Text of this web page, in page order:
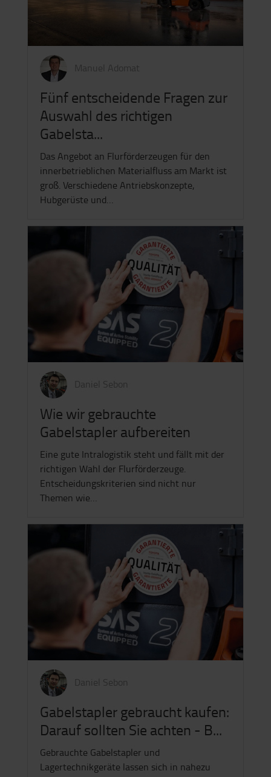
Manuel Adomat
Fünf entscheidende Fragen zur
Auswahl des richtigen
Gabelsta...
Das Angebot an Flurförderzeugen für den
innerbetrieblichen Materialfluss am Markt ist
groß. Verschiedene Antriebskonzepte,
Hubgerüste und…
Daniel Sebon
Wie wir gebrauchte
Gabelstapler aufbereiten
Eine gute Intralogistik steht und fällt mit der
richtigen Wahl der Flurförderzeuge.
Entscheidungskriterien sind nicht nur
Themen wie…
Daniel Sebon
Gabelstapler gebraucht kaufen:
Darauf sollten Sie achten - B...
Gebrauchte Gabelstapler und
Lagertechnikgeräte lassen sich in nahezu